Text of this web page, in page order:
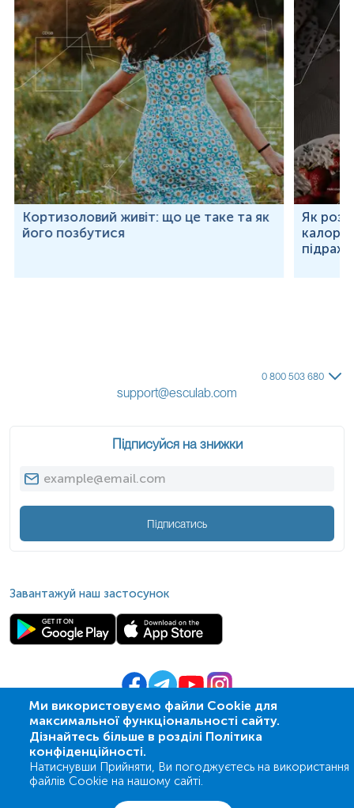
Кортизоловий живіт: що це таке та як
його позбутися
Як
Ми використовуємо файли Cookie для
максимальної функціональності сайту.
Дізнайтесь більше в розділі Політика
конфіденційності.
Натиснувши Прийняти, Ви погоджуєтесь на використання
файлів Cookie на нашому сайті.
0 800 503 680
support@esculab.com
Підписуйся на знижки
Підписатись
Завантажуй наш застосунок
© 2009- 2026 | ПСМЛ «Ескулаб»